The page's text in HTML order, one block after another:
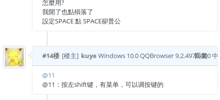
怎麼用?
我開了也點殞落了
設定SPACE 點 SPACE卻普公
回复
#14楼 [楼主] kuye Windows 10.0QQBrowser 9.2.4970.400中
@11
@11：按左shift键，有菜单，可以调按键的